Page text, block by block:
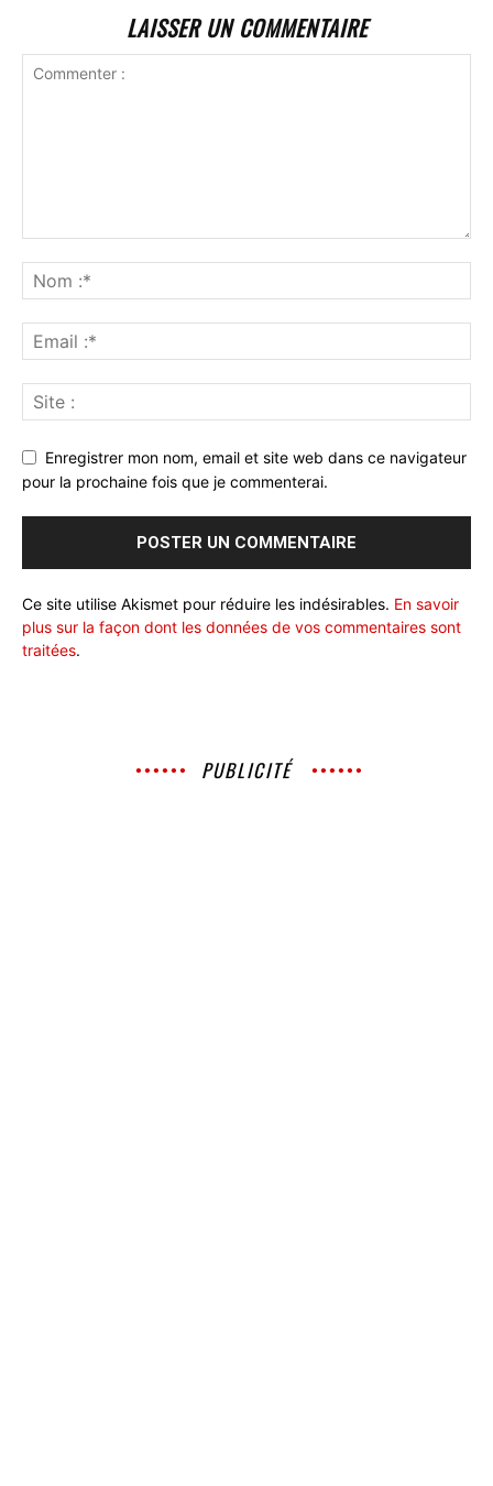
LAISSER UN COMMENTAIRE
Enregistrer mon nom, email et site web dans ce navigateur
pour la prochaine fois que je commenterai.
Ce site utilise Akismet pour réduire les indésirables. En savoir
plus sur la façon dont les données de vos commentaires sont
traitées.
PUBLICITÉ